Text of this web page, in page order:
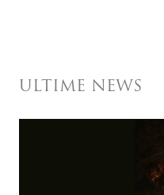
ULTIME NEWS